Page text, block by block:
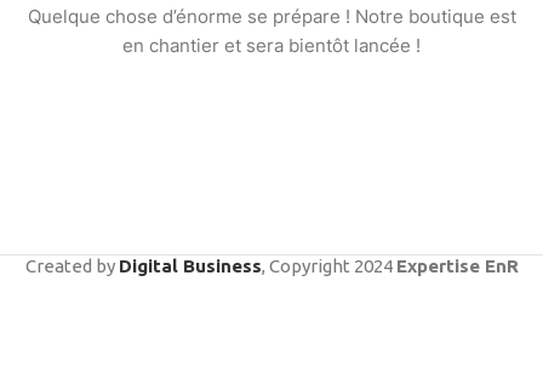
Quelque chose d’énorme se prépare ! Notre boutique est
en chantier et sera bientôt lancée !
Created by Digital Business, Copyright 2024 Expertise EnR